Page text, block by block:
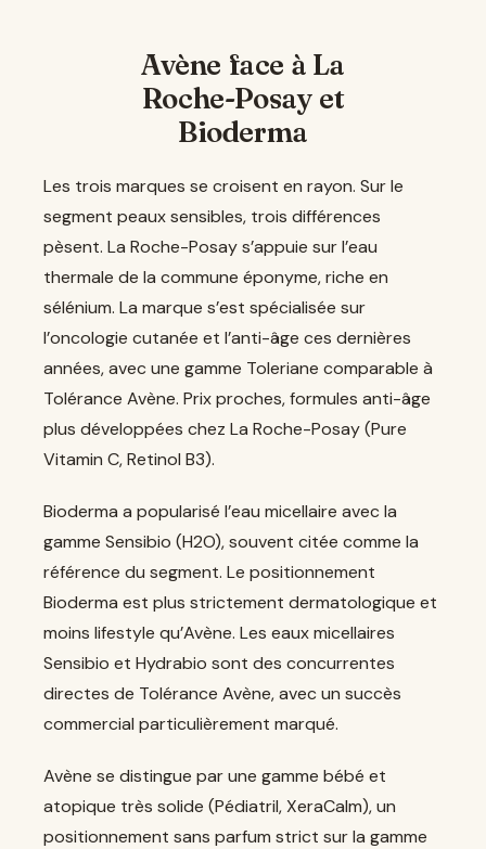
Avène face à La
Roche-Posay et
Bioderma
Les trois marques se croisent en rayon. Sur le
segment peaux sensibles, trois différences
pèsent. La Roche-Posay s’appuie sur l’eau
thermale de la commune éponyme, riche en
sélénium. La marque s’est spécialisée sur
l’oncologie cutanée et l’anti-âge ces dernières
années, avec une gamme Toleriane comparable à
Tolérance Avène. Prix proches, formules anti-âge
plus développées chez La Roche-Posay (Pure
Vitamin C, Retinol B3).
Bioderma a popularisé l’eau micellaire avec la
gamme Sensibio (H2O), souvent citée comme la
référence du segment. Le positionnement
Bioderma est plus strictement dermatologique et
moins lifestyle qu’Avène. Les eaux micellaires
Sensibio et Hydrabio sont des concurrentes
directes de Tolérance Avène, avec un succès
commercial particulièrement marqué.
Avène se distingue par une gamme bébé et
atopique très solide (Pédiatril, XeraCalm), un
positionnement sans parfum strict sur la gamme